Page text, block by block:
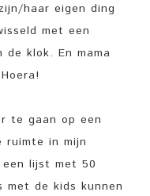
haar eigen ding
met een
klok. En mama
te gaan op een
ruimte in mijn
lijst met 50
de kids kunnen